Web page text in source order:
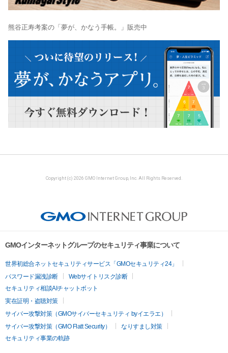
熊谷正寿考案の「夢が、かなう手帳。」販売中
Copyright (c) 2026 GMO Internet Group, Inc. All Rights Reserved.
GMOインターネットグループのセキュリティ事業について
世界初総合ネットセキュリティサービス「GMOセキュリティ24」
パスワード漏洩診断
Webサイトリスク診断
セキュリティ相談AIチャットボット
実在証明・盗聴対策
サイバー攻撃対策（GMOサイバーセキュリティ byイエラエ）
サイバー攻撃対策（GMO Flatt Security）
なりすまし対策
セキュリティ事業の軌跡